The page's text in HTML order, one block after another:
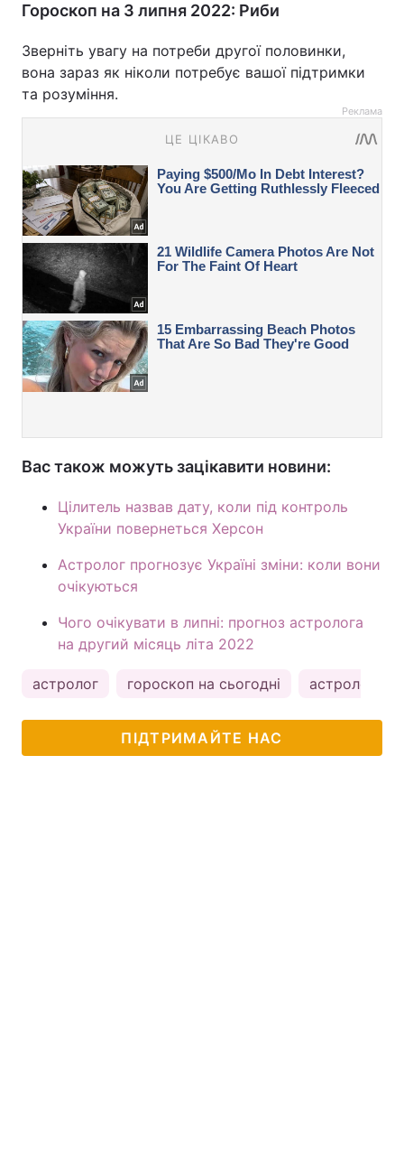
Гороскоп на 3 липня 2022: Риби
Зверніть увагу на потреби другої половинки,
вона зараз як ніколи потребує вашої підтримки
та розуміння.
Реклама
Вас також можуть зацікавити новини:
Цілитель назвав дату, коли під контроль
України повернеться Херсон
Астролог прогнозує Україні зміни: коли вони
очікуються
Чого очікувати в липні: прогноз астролога
на другий місяць літа 2022
астролог гороскоп на сьогодні астрологія
ПІДТРИМАЙТЕ НАС